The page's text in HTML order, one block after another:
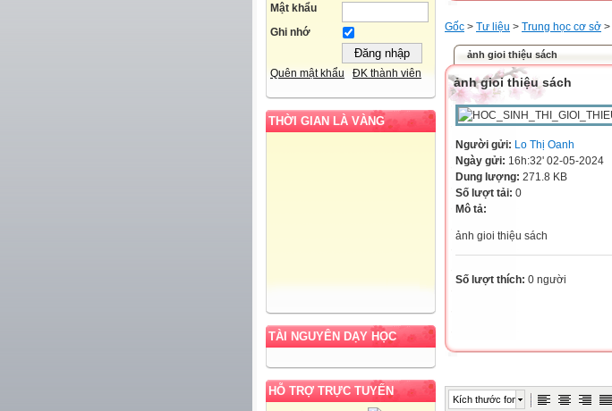
Mật khẩu
Ghi nhớ
Quên mật khẩu ĐK thành viên
THỜI GIAN LÀ VÀNG
TÀI NGUYÊN DẠY HỌC
HỖ TRỢ TRỰC TUYẾN
Gốc > Tư liệu > Trung học cơ sở >
ảnh gioi thiệu sách
ảnh gioi thiệu sách
Người gửi: Lo Thị Oanh
Ngày gửi: 16h:32' 02-05-2024
Dung lượng: 271.8 KB
Số lượt tải: 0
Mô tả:
ảnh gioi thiệu sách
Số lượt thích: 0 người
Kích thước font